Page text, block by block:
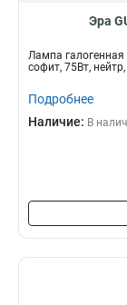
Эра
Лампа галогенная
софит, 75Вт,
Подробнее
Наличие: В